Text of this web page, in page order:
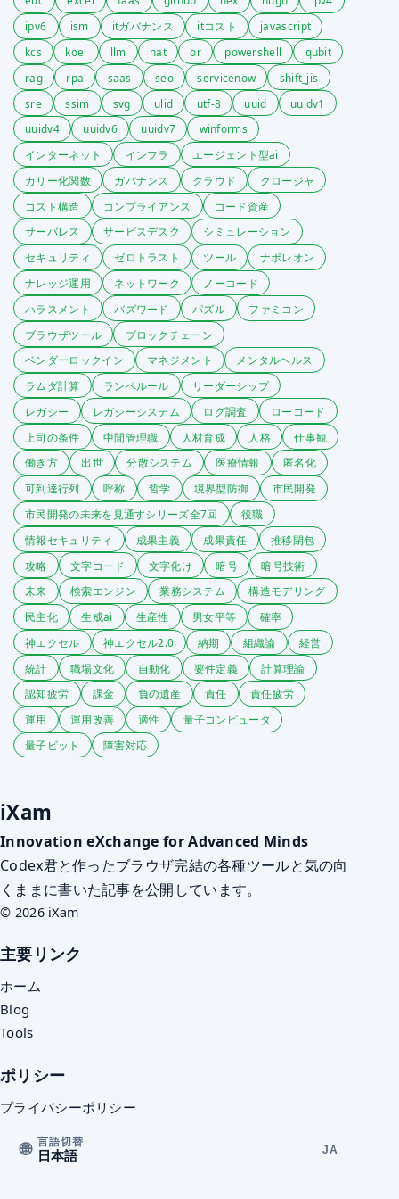
ipv6
ism itガバナンス itコスト
javascript
kcs
koei llm nat or powershell
qubit
rag
rpa saas seo servicenow
shift_jis
sre
ssim svg ulid utf-8 uuid
uuidv1
uuidv4
uuidv6 uuidv7
winforms
インターネット
インフラ
エージェント型ai
カリー化関数
ガバナンス クラウド
クロージャ
コスト構造
コンプライアンス
コード資産
サーバレス
サービスデスク
シミュレーション
セキュリティ
ゼロトラスト ツール
ナポレオン
ナレッジ運用
ネットワーク
ノーコード
ハラスメント
バズワード パズル
ファミコン
ブラウザツール
ブロックチェーン
ベンダーロックイン
マネジメント
メンタルヘルス
ラムダ計算
ランペルール
リーダーシップ
レガシー
レガシーシステム ログ調査
ローコード
上司の条件
中間管理職 人材育成 人格
仕事観
働き方
出世 分散システム 医療情報
匿名化
可到達行列
呼称 哲学 境界型防御
市民開発
市民開発の未来を見通すシリーズ全7回
役職
情報セキュリティ
成果主義 成果責任
推移閉包
攻略
文字コード 文字化け 暗号
暗号技術
未来
検索エンジン 業務システム
構造モデリング
民主化
生成ai 生産性 男女平等
確率
神エクセル
神エクセル2.0 納期 組織論
経営
統計
職場文化 自動化 要件定義
計算理論
認知疲労
課金 負の遺産 責任
責任疲労
運用
運用改善 適性
量子コンピュータ
量子ビット
障害対応
iXam
Innovation eXchange for Advanced Minds
Codex君と作ったブラウザ完結の各種ツールと気の向
くままに書いた記事を公開しています。
© 2026 iXam
主要リンク
ホーム
Blog
Tools
ポリシー
プライバシーポリシー
🌐 言語切替
日本語 JA